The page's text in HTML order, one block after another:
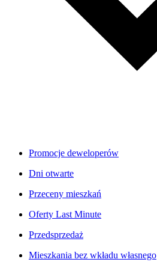
Promocje deweloperów
Dni otwarte
Przeceny mieszkań
Oferty Last Minute
Przedsprzedaż
Mieszkania bez wkładu własnego